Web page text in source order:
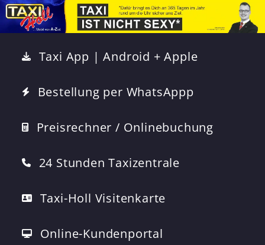
Taxi App | Android + Apple
Bestellung per WhatsAppp
Preisrechner / Onlinebuchung
24 Stunden Taxizentrale
Taxi-Holl Visitenkarte
Online-Kundenportal